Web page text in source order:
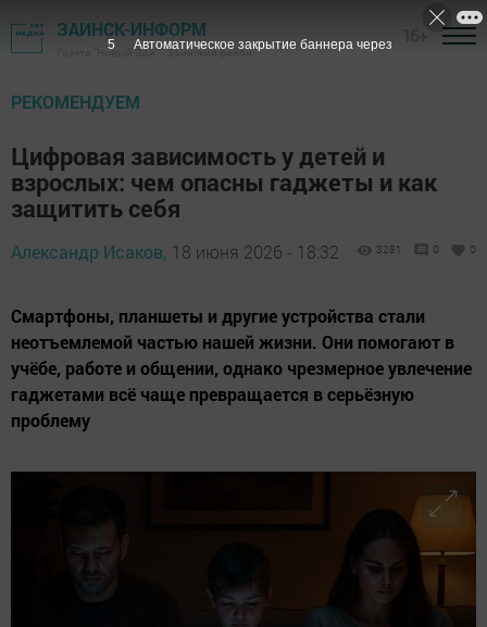
ЗАИНСК-ИНФОРМ
Газета "Новый Зай" - Заинский район
РЕКОМЕНДУЕМ
Цифровая зависимость у детей и
взрослых: чем опасны гаджеты и как
защитить себя
Александр Исаков, 18 июня 2026 - 18:32 3281 0 0
Смартфоны, планшеты и другие устройства стали
неотъемлемой частью нашей жизни. Они помогают в
учёбе, работе и общении, однако чрезмерное увлечение
гаджетами всё чаще превращается в серьёзную
проблему
4 Автоматическое закрытие баннера через